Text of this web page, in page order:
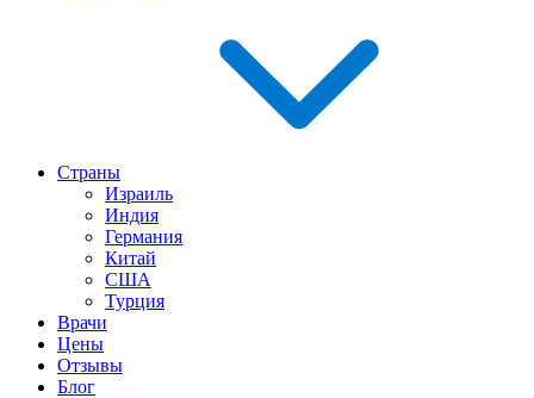
Страны
Израиль
Индия
Германия
Китай
США
Турция
Врачи
Цены
Отзывы
Блог